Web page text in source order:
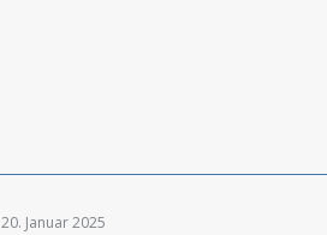
20. Januar 2025